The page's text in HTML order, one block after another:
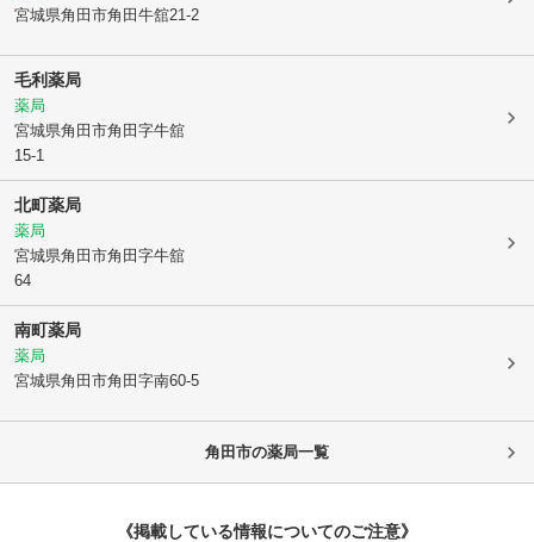
宮城県角田市角田牛舘21-2
毛利薬局
薬局
宮城県角田市角田字牛舘
15-1
北町薬局
薬局
宮城県角田市角田字牛舘
64
南町薬局
薬局
宮城県角田市角田字南60-5
角田市の薬局一覧
《掲載している情報についてのご注意》